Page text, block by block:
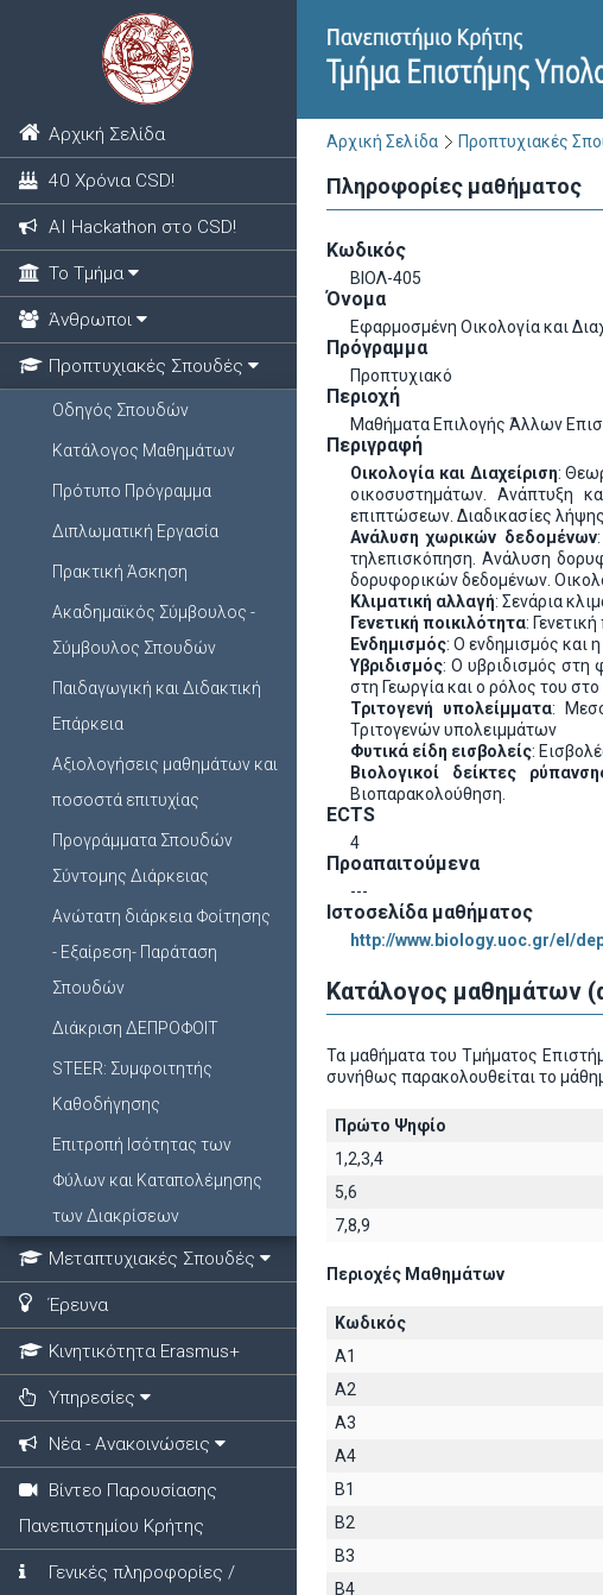
Αρχική Σελίδα
40 Χρόνια CSD!
ΑΙ Hackathon στο CSD!
Το Τμήμα
Άνθρωποι
Προπτυχιακές Σπουδές
Οδηγός Σπουδών
Κατάλογος Μαθημάτων
Πρότυπο Πρόγραμμα
Διπλωματική Εργασία
Πρακτική Άσκηση
Ακαδημαϊκός Σύμβουλος -
Σύμβουλος Σπουδών
Παιδαγωγική και Διδακτική
Επάρκεια
Αξιολογήσεις μαθημάτων και
ποσοστά επιτυχίας
Προγράμματα Σπουδών
Σύντομης Διάρκειας
Ανώτατη διάρκεια Φοίτησης
- Εξαίρεση- Παράταση
Σπουδών
Διάκριση ΔΕΠΡΟΦΟΙΤ
STEER: Συμφοιτητής
Καθοδήγησης
Επιτροπή Ισότητας των
Φύλων και Καταπολέμησης
των Διακρίσεων
Μεταπτυχιακές Σπουδές
Έρευνα
Κινητικότητα Erasmus+
Υπηρεσίες
Νέα - Ανακοινώσεις
Βίντεο Παρουσίασης
Πανεπιστημίου Κρήτης
Γενικές πληροφορίες /
Αρχική Σελίδα Προπτυχιακές
Πληροφορίες μαθήματος
Κωδικός
ΒΙΟΛ-405
Όνομα
Εφαρμοσμένη Οικολογία και
Πρόγραμμα
Προπτυχιακό
Περιοχή
Μαθήματα Επιλογής Άλλων
Περιγραφή
Οικολογία και Διαχείριση:
οικοσυστημάτων. Ανάπτυξη
επιπτώσεων. Διαδικασίες
Ανάλυση χωρικών δεδομένων
τηλεπισκόπηση. Ανάλυση
δορυφορικών δεδομένων.
Κλιματική αλλαγή: Σενάρια
Γενετική ποικιλότητα:
Ενδημισμός: Ο ενδημισμός και
Υβριδισμός: Ο υβριδισμός στη
στη Γεωργία και ο ρόλος του
Τριτογενή υπολείμματα:
Τριτογενών υπολειμμάτων
Φυτικά είδη εισβολείς:
Βιολογικοί δείκτες
Βιοπαρακολούθηση.
ECTS
4
Προαπαιτούμενα
---
Ιστοσελίδα μαθήματος
http://www.biology.uoc.gr/el/
Κατάλογος μαθημάτων
Τα μαθήματα του Τμήματος
συνήθως παρακολουθείται το
Πρώτο Ψηφίο
1,2,3,4
5,6
7,8,9
Περιοχές Μαθημάτων
Κωδικός
A1
A2
A3
A4
B1
B2
B3
B4